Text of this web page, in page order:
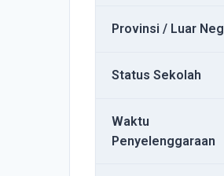
Provinsi / Luar
Status Sekolah
Waktu
Penyelenggaraan